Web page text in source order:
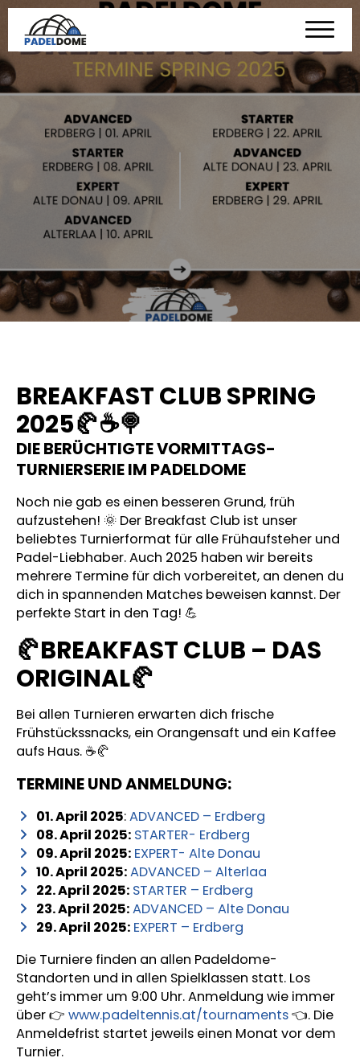
BREAKFAST CLUB SPRING
2025🥐☕🍭
DIE BERÜCHTIGTE VORMITTAGS-
TURNIERSERIE IM PADELDOME
Noch nie gab es einen besseren Grund, früh
aufzustehen! 🌞 Der Breakfast Club ist unser
beliebtes Turnierformat für alle Frühaufsteher und
Padel-Liebhaber. Auch 2025 haben wir bereits
mehrere Termine für dich vorbereitet, an denen du
dich in spannenden Matches beweisen kannst. Der
perfekte Start in den Tag! 💪
🥐BREAKFAST CLUB – DAS
ORIGINAL🥐
Bei allen Turnieren erwarten dich frische
Frühstückssnacks, ein Orangensaft und ein Kaffee
aufs Haus. ☕🥐
TERMINE UND ANMELDUNG:
01. April 2025:ADVANCED – Erdberg
08. April 2025: STARTER- Erdberg
09. April 2025: EXPERT- Alte Donau
10. April 2025:ADVANCED – Alterlaa
22. April 2025: STARTER – Erdberg
23. April 2025:ADVANCED – Alte Donau
29. April 2025: EXPERT – Erdberg
Die Turniere finden an allen Padeldome-
Standorten und in allen Spielklassen statt. Los
geht’s immer um 9:00 Uhr. Anmeldung wie immer
über 👉 www.padeltennis.at/tournaments👈. Die
Anmeldefrist startet jeweils einen Monat vor dem
Turnier.